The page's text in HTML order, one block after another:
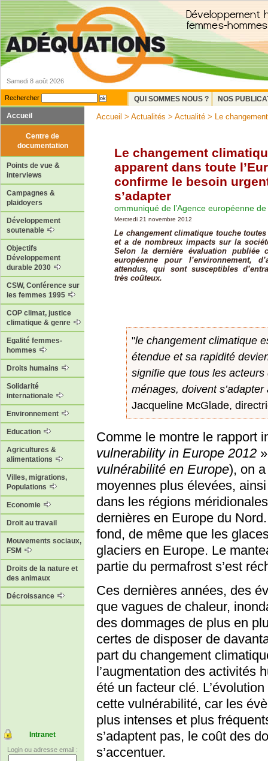
Samedi 8 août 2026
Rechercher QUI SOMMES NOUS ?
NOS
Accueil
Centre de
documentation
Points de vue &
interviews
Campagnes &
plaidoyers
Développement
soutenable
Objectifs
Développement
durable 2030
CSW, Conférence sur
les femmes 1995
COP climat, justice
climatique & genre
Egalité femmes-
hommes
Droits humains
Solidarité
internationale
Environnement
Education
Agricultures &
alimentations
Villes, migrations,
Populations
Economie
Droit au travail
Mouvements sociaux,
FSM
Droits de la nature et
des animaux
Décroissance
Intranet
Login ou adresse email :
Accueil > Actualités > Actualité > Le
Le changement
apparent dans toute
confirme le besoin
s’adapter
ommuniqué de l’Agence européenne de
Mercredi 21 novembre 2012
Le changement climatique touche
et a de nombreux impacts sur la
Selon la dernière évaluation publiée
européenne pour l’environnement,
attendus, qui sont susceptibles
très coûteux.
"le changement climatique
étendue et sa rapidité
signifie que tous les acteurs
ménages, doivent
Jacqueline McGlade,
Comme le montre le rapport
vulnerability in Europe 2012
vulnérabilité en Europe), on
moyennes plus élevées,
dans les régions
dernières en Europe du
fond, de même que les
glaciers en Europe. Le
partie du permafrost s’est
Ces dernières années, des
que vagues de chaleur,
des dommages de plus en
certes de disposer de
part du changement
l’augmentation des activités
été un facteur clé.
cette vulnérabilité, car les
plus intenses et plus
s’adaptent pas, le coût des
s’accentuer.